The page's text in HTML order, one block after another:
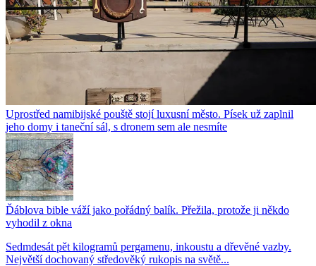
Uprostřed namibijské pouště stojí luxusní město. Písek už zaplnil
jeho domy i taneční sál, s dronem sem ale nesmíte
Ďáblova bible váží jako pořádný balík. Přežila, protože ji někdo
vyhodil z okna
Sedmdesát pět kilogramů pergamenu, inkoustu a dřevěné vazby.
Největší dochovaný středověký rukopis na světě...